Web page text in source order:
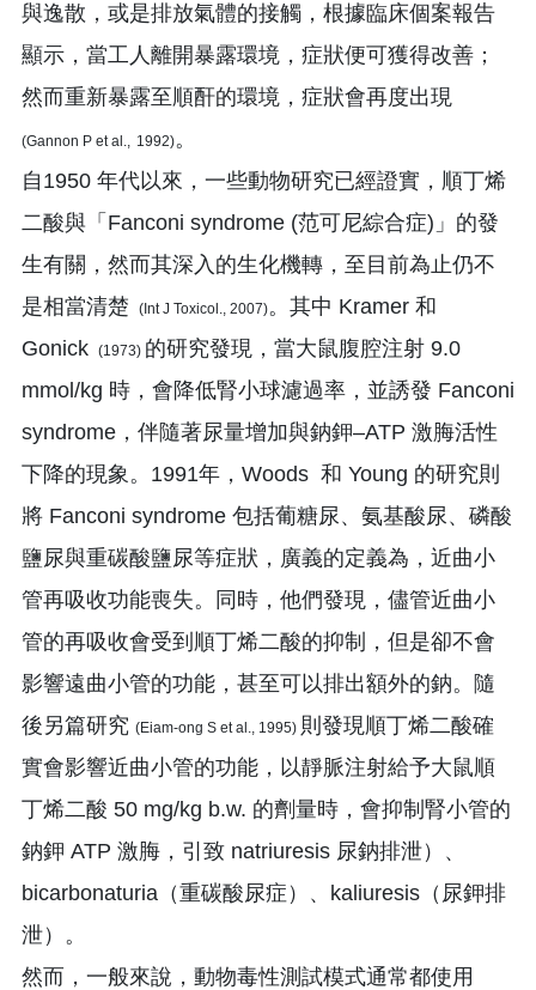
與逸散，或是排放氣體的接觸，根據臨床個案報告
顯示，當工人離開暴露環境，症狀便可獲得改善；
然而重新暴露至順酐的環境，症狀會再度出現
(Gannon P et al., 1992)。
自1950 年代以來，一些動物研究已經證實，順丁烯
二酸與「Fanconi syndrome (范可尼綜合症)」的發
生有關，然而其深入的生化機轉，至目前為止仍不
是相當清楚
(Int J Toxicol., 2007)。其中 Kramer 和
Gonick (1973) 的研究發現，當大鼠腹腔注射 9.0
mmol/kg 時，會降低腎小球濾過率，並誘發 Fanconi
syndrome，伴隨著尿量增加與鈉鉀–ATP 激脢活性
下降的現象。1991年，Woods 和 Young 的研究則
將 Fanconi syndrome 包括葡糖尿、氨基酸尿、磷酸
鹽尿與重碳酸鹽尿等症狀，廣義的定義為，近曲小
管再吸收功能喪失。同時，他們發現，儘管近曲小
管的再吸收會受到順丁烯二酸的抑制，但是卻不會
影響遠曲小管的功能，甚至可以排出額外的鈉。隨
後另篇研究 (Eiam-ong S et al., 1995) 則發現順丁烯二酸確
實會影響近曲小管的功能，以靜脈注射給予大鼠順
丁烯二酸 50 mg/kg b.w. 的劑量時，會抑制腎小管的
鈉鉀 ATP 激脢，引致 natriuresis 尿鈉排泄）、
bicarbonaturia（重碳酸尿症）、kaliuresis（尿鉀排
泄）。
然而，一般來說，動物毒性測試模式通常都使用